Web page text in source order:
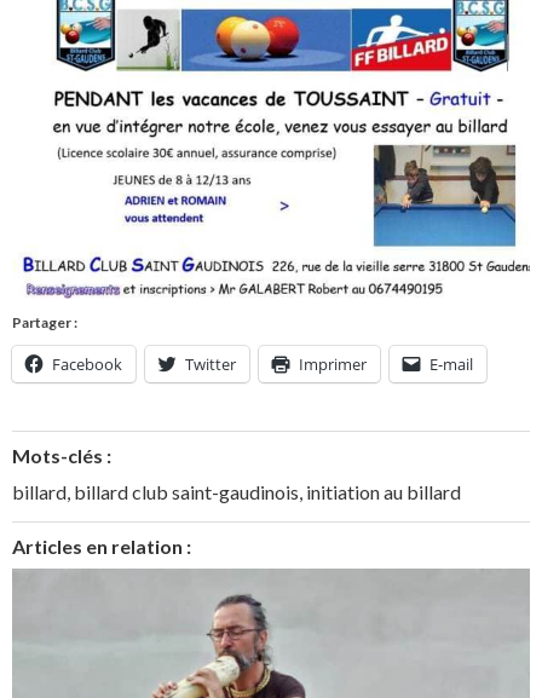
Partager :
Facebook Twitter Imprimer E-mail
Mots-clés :
billard, billard club saint-gaudinois, initiation au billard
Articles en relation :